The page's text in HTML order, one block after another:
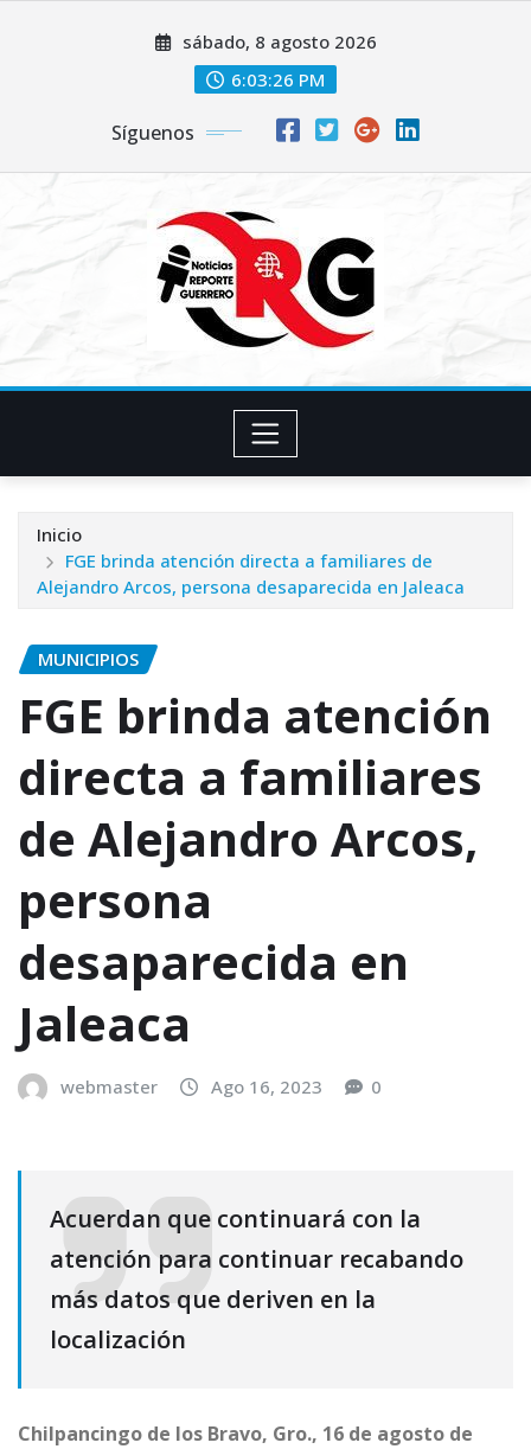
sábado, 8 agosto 2026
6:03:27 PM
Síguenos
Inicio
FGE brinda atención directa a familiares de
Alejandro Arcos, persona desaparecida en Jaleaca
MUNICIPIOS
FGE brinda atención
directa a familiares
de Alejandro Arcos,
persona
desaparecida en
Jaleaca
webmaster Ago 16, 2023 0
Acuerdan que continuará con la
atención para continuar recabando
más datos que deriven en la
localización
Chilpancingo de los Bravo, Gro., 16 de agosto de